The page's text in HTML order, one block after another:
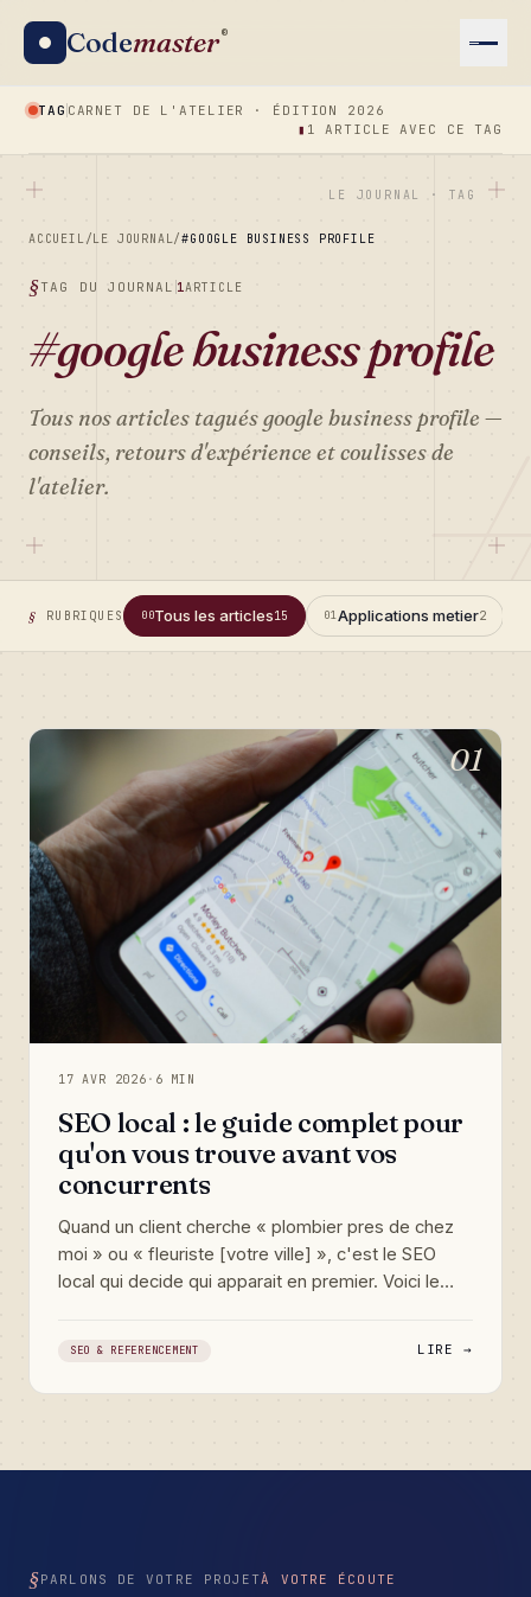
Codemaster®
TAG CARNET DE L'ATELIER · ÉDITION 2026
▮ 1 ARTICLE AVEC CE TAG
LE JOURNAL · TAG
ACCUEIL/LE JOURNAL/#GOOGLE BUSINESS PROFILE
TAG DU JOURNAL 1ARTICLE
#google business profile
Tous nos articles taguésgoogle business profile —
conseils, retours d'expérience et coulisses de
l'atelier.
RUBRIQUES 00Tous les articles15 01Applications metier2
01
17 AVR 2026 · 6 MIN
SEO local : le guide complet pour
qu'on vous trouve avant vos
concurrents
Quand un client cherche « plombier pres de chez
moi » ou « fleuriste [votre ville] », c'est le SEO
local qui decide qui apparait en premier. Voici le
SEO & REFERENCEMENT LIRE →
PARLONS DE VOTRE PROJET À VOTRE ÉCOUTE